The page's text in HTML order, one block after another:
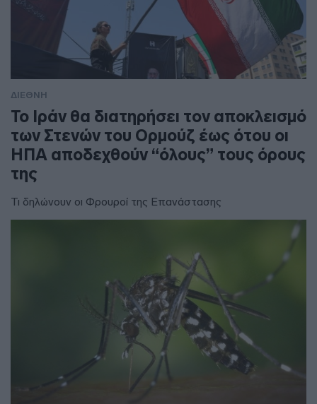
ΔΙΕΘΝΗ
To Ιράν θα διατηρήσει τον αποκλεισμό
των Στενών του Ορμούζ έως ότου οι
ΗΠΑ αποδεχθούν “όλους” τους όρους
της
Τι δηλώνουν οι Φρουροί της Επανάστασης